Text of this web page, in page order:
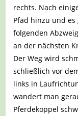
rechts. Nach
Pfad hinzu und
folgenden
an der nächsten
Der Weg wird
schließlich vor
links in
wandert man
Pferdekoppel